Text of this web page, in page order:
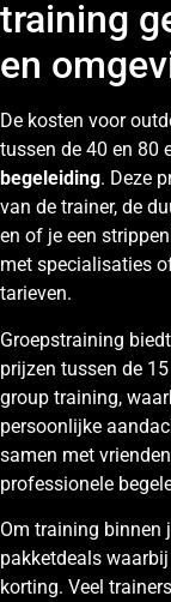
training
en
De kosten voor
tussen de 40 en 80
begeleiding. Deze
van de trainer, de
en of je een
met specialisaties
tarieven.
Groepstraining
prijzen tussen de
group training,
persoonlijke
samen met
professionele
Om training binnen
pakketdeals
korting. Veel